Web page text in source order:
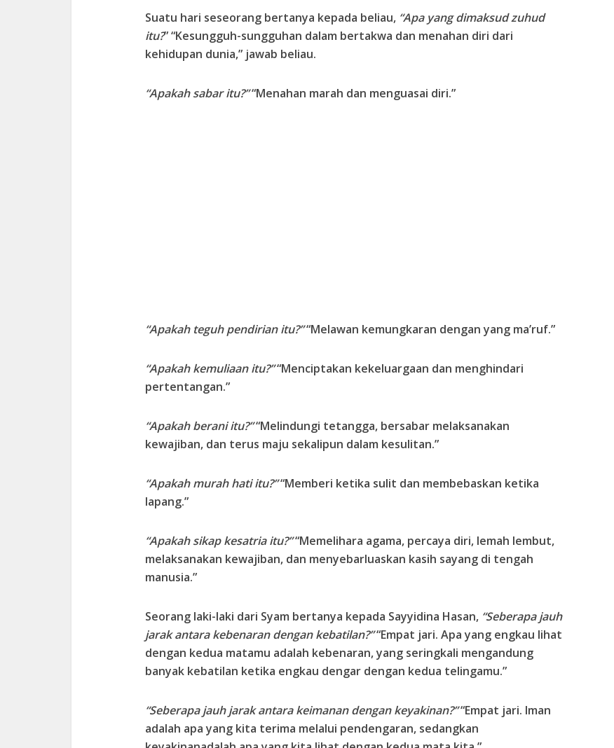
Suatu hari seseorang bertanya kepada beliau, “Apa yang dimaksud zuhud
itu?” “Kesungguh-sungguhan dalam bertakwa dan menahan diri dari
kehidupan dunia,” jawab beliau.
“Apakah sabar itu?”“Menahan marah dan menguasai diri.”
“Apakah teguh pendirian itu?”“Melawan kemungkaran dengan yang ma’ruf.”
“Apakah kemuliaan itu?”“Menciptakan kekeluargaan dan menghindari
pertentangan.”
“Apakah berani itu?”“Melindungi tetangga, bersabar melaksanakan
kewajiban, dan terus maju sekalipun dalam kesulitan.”
“Apakah murah hati itu?”“Memberi ketika sulit dan membebaskan ketika
lapang.”
“Apakah sikap kesatria itu?”“Memelihara agama, percaya diri, lemah lembut,
melaksanakan kewajiban, dan menyebarluaskan kasih sayang di tengah
manusia.”
Seorang laki-laki dari Syam bertanya kepada Sayyidina Hasan, “Seberapa jauh
jarak antara kebenaran dengan kebatilan?”“Empat jari. Apa yang engkau lihat
dengan kedua matamu adalah kebenaran, yang seringkali mengandung
banyak kebatilan ketika engkau dengar dengan kedua telingamu.”
“Seberapa jauh jarak antara keimanan dengan keyakinan?”“Empat jari. Iman
adalah apa yang kita terima melalui pendengaran, sedangkan